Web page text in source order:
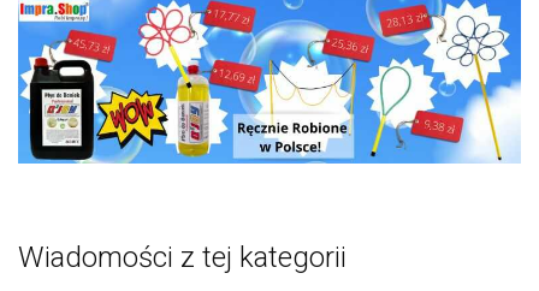
Wiadomości z tej kategorii